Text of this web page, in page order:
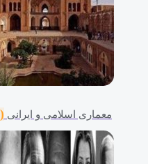
معماری اسلامی و ایرانی (303)